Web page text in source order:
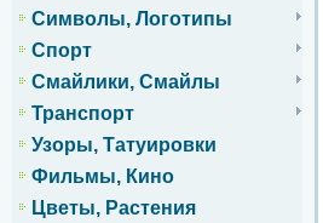
Символы, Логотипы
Спорт
Смайлики, Смайлы
Транспорт
Узоры, Татуировки
Фильмы, Кино
Цветы, Растения